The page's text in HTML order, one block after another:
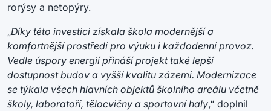
rorýsy a netopýry.
„Díky této investici získala škola modernější a
komfortnější prostředí pro výuku i každodenní provoz.
Vedle úspory energií přináší projekt také lepší
dostupnost budov a vyšší kvalitu zázemí. Modernizace
se týkala všech hlavních objektů školního areálu včetně
školy, laboratoří, tělocvičny a sportovní haly,“ doplnil